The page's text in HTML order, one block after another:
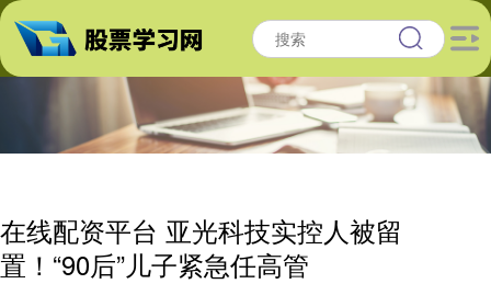
在线配资平台 亚光科技实控人被留
置！“90后”儿子紧急任高管